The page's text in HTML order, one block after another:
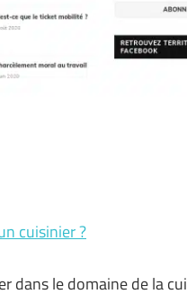
cuisinier ?
dans le domaine de la